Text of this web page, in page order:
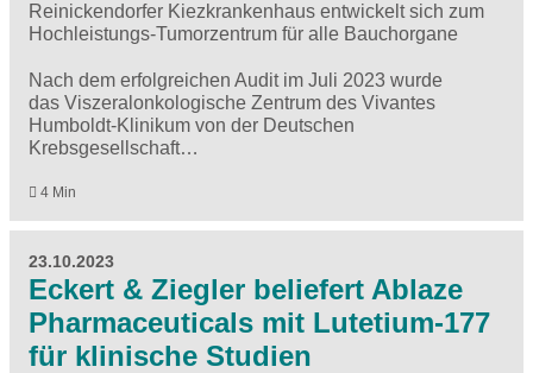
Reinickendorfer Kiezkrankenhaus entwickelt sich zum
Hochleistungs-Tumorzentrum für alle Bauchorgane
Nach dem erfolgreichen Audit im Juli 2023 wurde
das Viszeralonkologische Zentrum des Vivantes
Humboldt-Klinikum von der Deutschen
Krebsgesellschaft…
4 Min
23.10.2023
Eckert & Ziegler beliefert Ablaze
Pharmaceuticals mit Lutetium-177
für klinische Studien